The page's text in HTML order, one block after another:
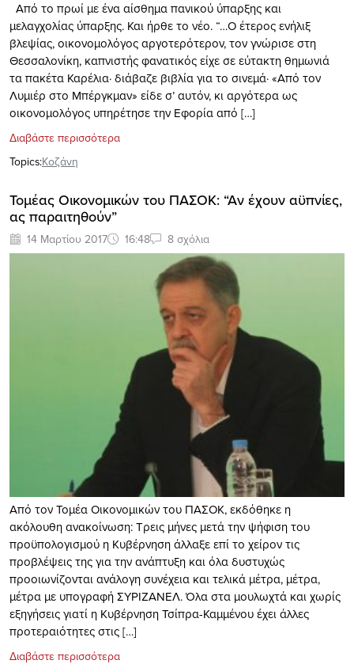
Από το πρωί με ένα αίσθημα πανικού ύπαρξης και
μελαγχολίας ύπαρξης. Και ήρθε το νέο. “…Ο έτερος ενήλιξ
βλεψίας, οικονομολόγος αργοτερότερον, τον γνώρισε στη
Θεσσαλονίκη, καπνιστής φανατικός είχε σε εύτακτη θημωνιά
τα πακέτα Καρέλια· διάβαζε βιβλία για το σινεμά· «Από τον
Λυμιέρ στο Μπέργκμαν» είδε σ’ αυτόν, κι αργότερα ως
οικονομολόγος υπηρέτησε την Εφορία από […]
Διαβάστε περισσότερα
Topics:Κοζάνη
Τομέας Οικονομικών του ΠΑΣΟΚ: “Αν έχουν αϋπνίες,
ας παραιτηθούν”
14 Μαρτίου 2017 16:48 8 σχόλια
Από τον Τομέα Οικονομικών του ΠΑΣΟΚ, εκδόθηκε η
ακόλουθη ανακοίνωση: Τρεις μήνες μετά την ψήφιση του
προϋπολογισμού η Κυβέρνηση άλλαξε επί το χείρον τις
προβλέψεις της για την ανάπτυξη και όλα δυστυχώς
προοιωνίζονται ανάλογη συνέχεια και τελικά μέτρα, μέτρα,
μέτρα με υπογραφή ΣΥΡΙΖΑΝΕΛ. Όλα στα μουλωχτά και χωρίς
εξηγήσεις γιατί η Κυβέρνηση Τσίπρα-Καμμένου έχει άλλες
προτεραιότητες στις […]
Διαβάστε περισσότερα